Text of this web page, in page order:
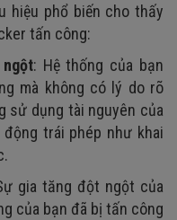
hiệu phổ biến cho thấy
tấn công:
: Hệ thống của bạn
mà không có lý do rõ
sử dụng tài nguyên của
trái phép như khai
gia tăng đột ngột của
của bạn đã bị tấn công